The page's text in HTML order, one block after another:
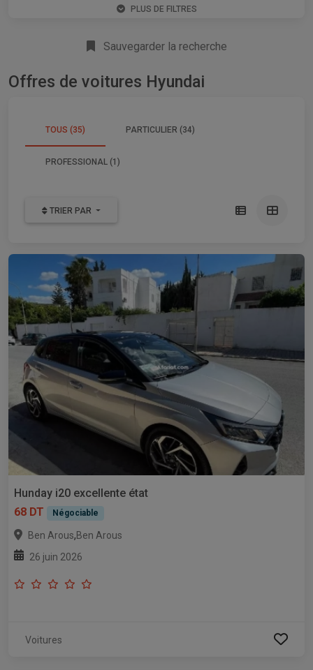
PLUS DE FILTRES
Sauvegarder la recherche
Offres de voitures Hyundai
TOUS (35) PARTICULIER (34)
PROFESSIONAL (1)
TRIER PAR
Hunday i20 excellente état
68 DT
Négociable
Ben Arous,Ben Arous
26 juin 2026
Voitures